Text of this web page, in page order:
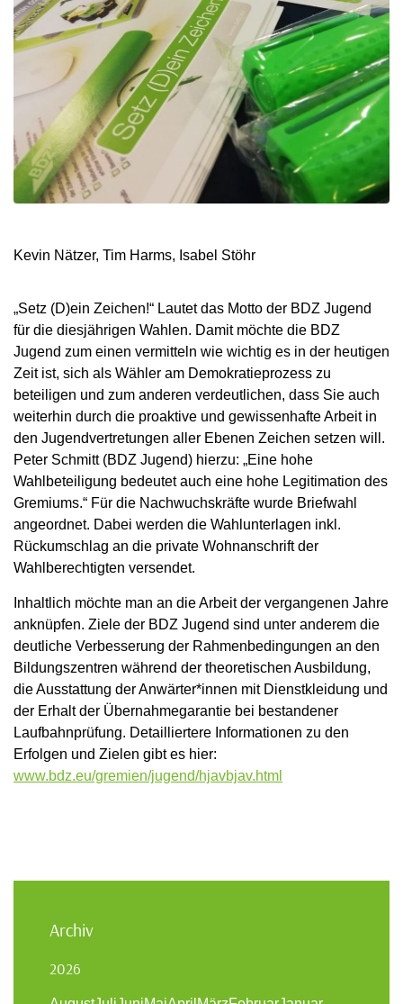
Kevin Nätzer, Tim Harms, Isabel Stöhr
„Setz (D)ein Zeichen!“ Lautet das Motto der BDZ Jugend
für die diesjährigen Wahlen. Damit möchte die BDZ
Jugend zum einen vermitteln wie wichtig es in der heutigen
Zeit ist, sich als Wähler am Demokratieprozess zu
beteiligen und zum anderen verdeutlichen, dass Sie auch
weiterhin durch die proaktive und gewissenhafte Arbeit in
den Jugendvertretungen aller Ebenen Zeichen setzen will.
Peter Schmitt (BDZ Jugend) hierzu: „Eine hohe
Wahlbeteiligung bedeutet auch eine hohe Legitimation des
Gremiums.“ Für die Nachwuchskräfte wurde Briefwahl
angeordnet. Dabei werden die Wahlunterlagen inkl.
Rückumschlag an die private Wohnanschrift der
Wahlberechtigten versendet.
Inhaltlich möchte man an die Arbeit der vergangenen Jahre
anknüpfen. Ziele der BDZ Jugend sind unter anderem die
deutliche Verbesserung der Rahmenbedingungen an den
Bildungszentren während der theoretischen Ausbildung,
die Ausstattung der Anwärter*innen mit Dienstkleidung und
der Erhalt der Übernahmegarantie bei bestandener
Laufbahnprüfung. Detailliertere Informationen zu den
Erfolgen und Zielen gibt es hier:
www.bdz.eu/gremien/jugend/hjavbjav.html
Archiv
2026